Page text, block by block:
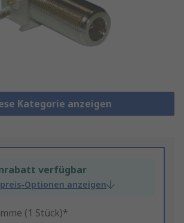
Kategorie anzeigen
verfügbar
Optionen anzeigen
(1 Stück)*